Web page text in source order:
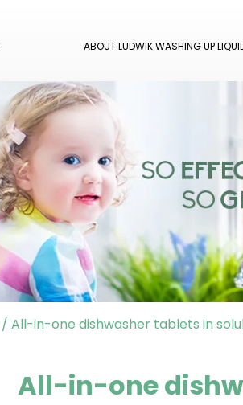
ABOUT LUDWIK WASHING UP
/ All-in-one dishwasher tablets in
All-in-one